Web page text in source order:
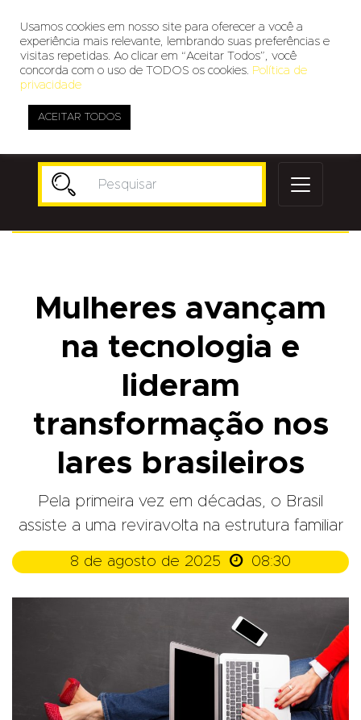
Mulheres avançam
na tecnologia e
lideram
transformação nos
lares brasileiros
Pela primeira vez em décadas, o Brasil
assiste a uma reviravolta na estrutura familiar
8 de agosto de 2025  08:30
Usamos cookies em nosso site para oferecer a você a
experiência mais relevante, lembrando suas preferências e
visitas repetidas. Ao clicar em “Aceitar Todos”, você
concorda com o uso de TODOS os cookies. Política de
privacidade
ACEITAR TODOS